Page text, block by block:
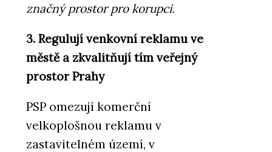
značný prostor pro korupci.
3. Regulují venkovní reklamu ve
městě a zkvalitňují tím veřejný
prostor Prahy
PSP omezují komerční
velkoplošnou reklamu v
zastavitelném území, v